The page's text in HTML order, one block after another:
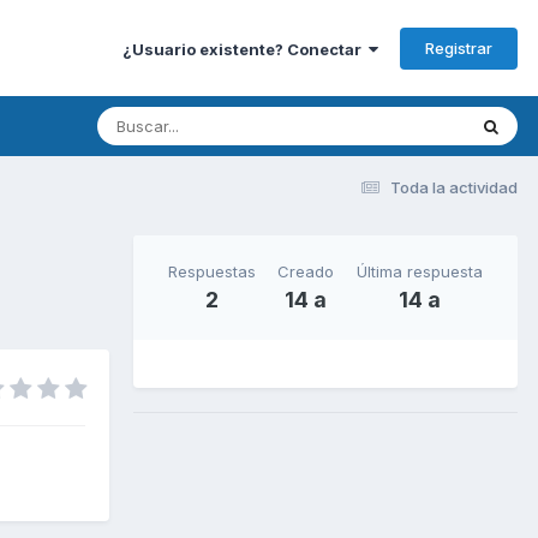
¿Usuario existente? Conectar Registrar
Toda la actividad
Respuestas
2
Creado
14 a
Última respuesta
14 a